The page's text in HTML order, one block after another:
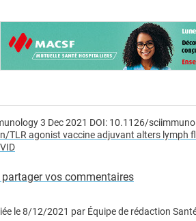
3 Dec 2021 DOI: 10.1126/
TLR agonist vaccine adjuvant alters lymph
vos commentaires
le8/12/2021 par Équipe de rédaction